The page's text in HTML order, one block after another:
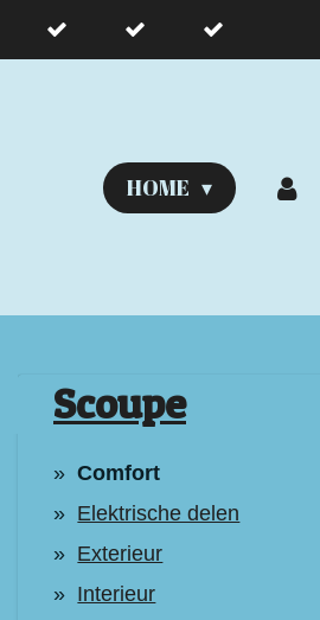
HOME
Scoupe
Comfort
Elektrische delen
Exterieur
Interieur